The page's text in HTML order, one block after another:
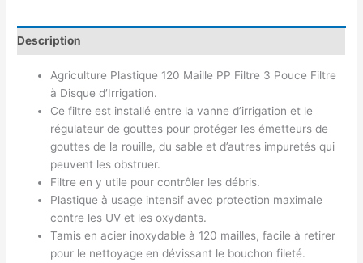
Description
Agriculture Plastique 120 Maille PP Filtre 3 Pouce Filtre
à Disque d′Irrigation.
Ce filtre est installé entre la vanne d’irrigation et le
régulateur de gouttes pour protéger les émetteurs de
gouttes de la rouille, du sable et d’autres impuretés qui
peuvent les obstruer.
Filtre en y utile pour contrôler les débris.
Plastique à usage intensif avec protection maximale
contre les UV et les oxydants.
Tamis en acier inoxydable à 120 mailles, facile à retirer
pour le nettoyage en dévissant le bouchon fileté.